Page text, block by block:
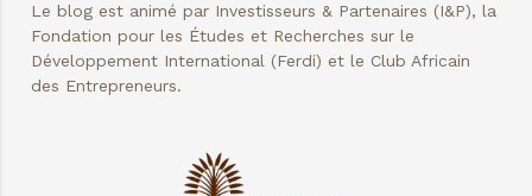
Le blog est animé par Investisseurs & Partenaires (I&P), la
Fondation pour les Études et Recherches sur le
Développement International (Ferdi) et le Club Africain
des Entrepreneurs.